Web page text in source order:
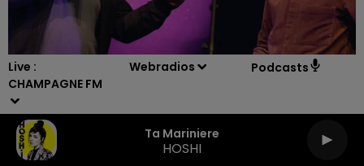
Live :
CHAMPAGNE FM
Webradios Podcasts
Ta Mariniere
HOSHI
11h00 - 16h00
LE WEEK-END CHAMPAGNE FM